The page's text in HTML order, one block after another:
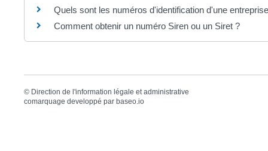
Quels sont les numéros d'identification d'une
Comment obtenir un numéro Siren ou un Siret ?
© Direction de l'information légale et administrative
comarquage developpé par baseo.io